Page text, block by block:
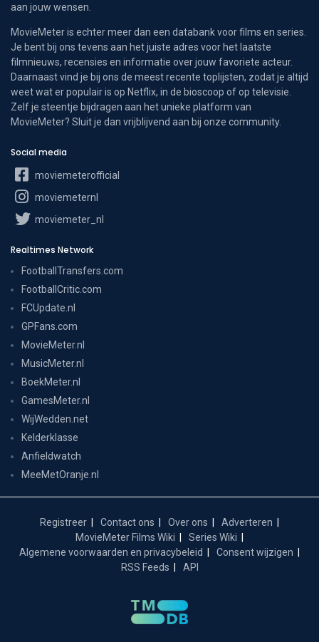
aan jouw wensen.
MovieMeter is echter meer dan een databank voor films en series.
Je bent bij ons tevens aan het juiste adres voor het laatste
filmnieuws, recensies en informatie over jouw favoriete acteur.
Daarnaast vind je bij ons de meest recente toplijsten, zodat je altijd
weet wat er populair is op Netflix, in de bioscoop of op televisie.
Zelf je steentje bijdragen aan het unieke platform van
MovieMeter? Sluit je dan vrijblijvend aan bij onze community.
Social media
moviemeterofficial
moviemeternl
moviemeter_nl
Realtimes Network
FootballTransfers.com
FootballCritic.com
FCUpdate.nl
GPFans.com
MovieMeter.nl
MusicMeter.nl
BoekMeter.nl
GamesMeter.nl
WijWedden.net
Kelderklasse
Anfieldwatch
MeeMetOranje.nl
Registreer Contact ons Over ons
Adverteren
MovieMeter Films Wiki
Series Wiki
Algemene voorwaarden en privacybeleid
Consent wijzigen
RSS Feeds
API